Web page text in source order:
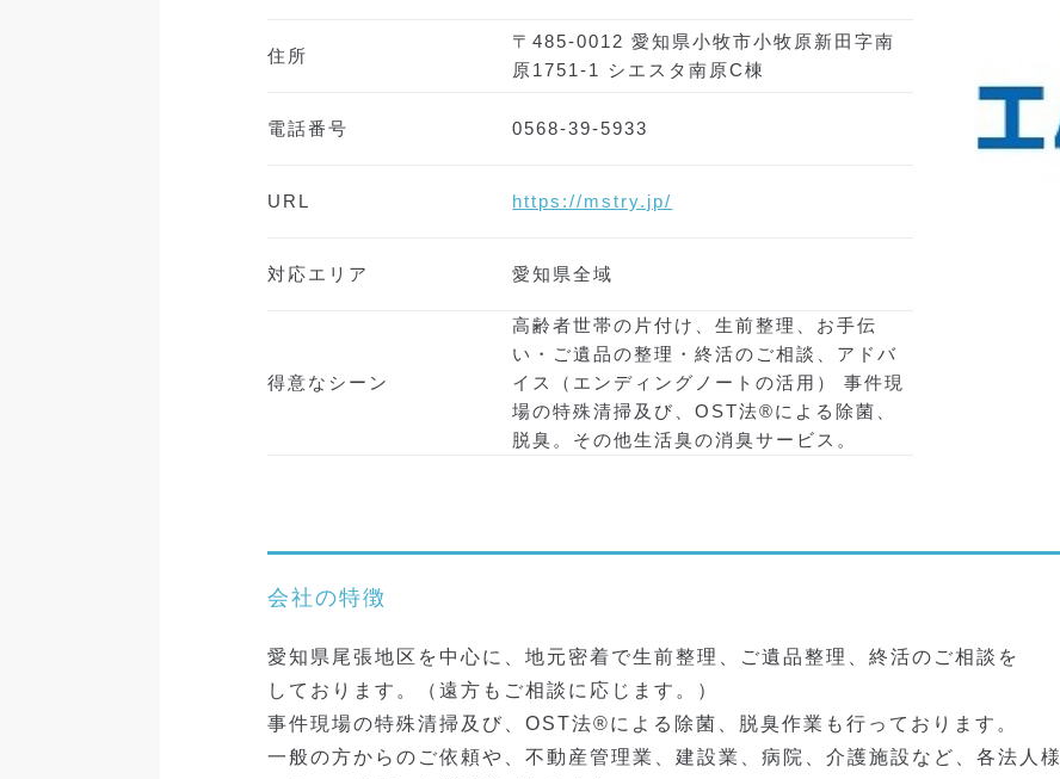
住所
〒485-0012 愛知県小牧市小牧原新田字南
原1751-1 シエスタ南原C棟
電話番号 0568-39-5933
URL https://mstry.jp/
対応エリア 愛知県全域
得意なシーン
高齢者世帯の片付け、生前整理、お手伝
い・ご遺品の整理・終活のご相談、アドバ
イス（エンディングノートの活用） 事件現
場の特殊清掃及び、OST法®による除菌、
脱臭。その他生活臭の消臭サービス。
会社の特徴
愛知県尾張地区を中心に、地元密着で生前整理、ご遺品整理、終活のご相談を
しております。（遠方もご相談に応じます。）
事件現場の特殊清掃及び、OST法®による除菌、脱臭作業も行っております。
一般の方からのご依頼や、不動産管理業、建設業、病院、介護施設など、各法人様